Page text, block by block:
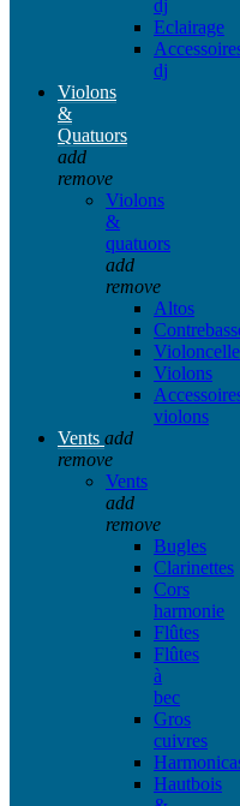
dj
Eclairage
dj
Violons
&
Quatuors
add
remove
Violons
&
quatuors
add
remove
Altos
Violons
violons
Vents add
remove
Vents
add
remove
Bugles
Clarinettes
Cors
harmonie
Flûtes
Flûtes
à
bec
Gros
cuivres
Hautbois